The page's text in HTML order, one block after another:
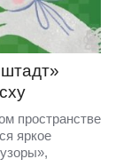
пространстве
яркое